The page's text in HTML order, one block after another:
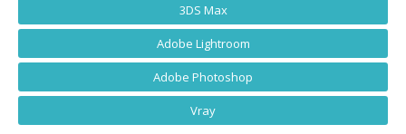
3DS Max
Adobe Lightroom
Adobe Photoshop
Vray